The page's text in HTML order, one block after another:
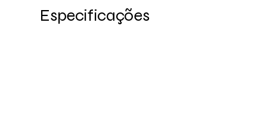
Especificações